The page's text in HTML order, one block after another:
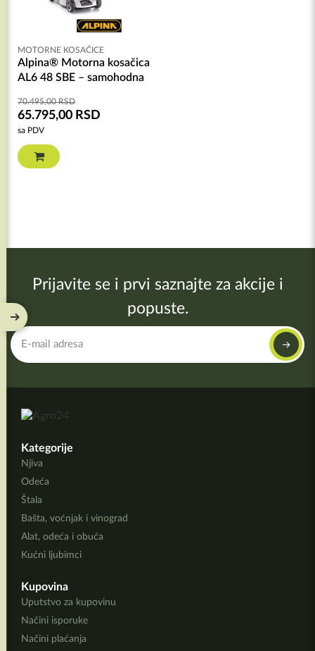
MOTORNE KOSAČICE
Alpina® Motorna kosačica
AL6 48 SBE – samohodna
70.495,00RSD
65.795,00 RSD
sa PDV
Prijavite se i prvi saznajte za akcije i
popuste.
Kategorije
Njiva
Odeća
Štala
Bašta, voćnjak i vinograd
Alat, odeća i obuća
Kućni ljubimci
Kupovina
Uputstvo za kupovinu
Načini isporuke
Načini plaćanja